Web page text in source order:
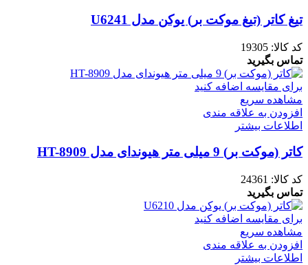
تیغ کاتر (تیغ موکت بر) یوکن مدل U6241
کد کالا: 19305
تماس بگیرید
برای مقایسه اضافه کنید
مشاهده سریع
افزودن به علاقه مندی
اطلاعات بیشتر
کاتر (موکت بر) 9 میلی متر هیوندای مدل HT-8909
کد کالا: 24361
تماس بگیرید
برای مقایسه اضافه کنید
مشاهده سریع
افزودن به علاقه مندی
اطلاعات بیشتر